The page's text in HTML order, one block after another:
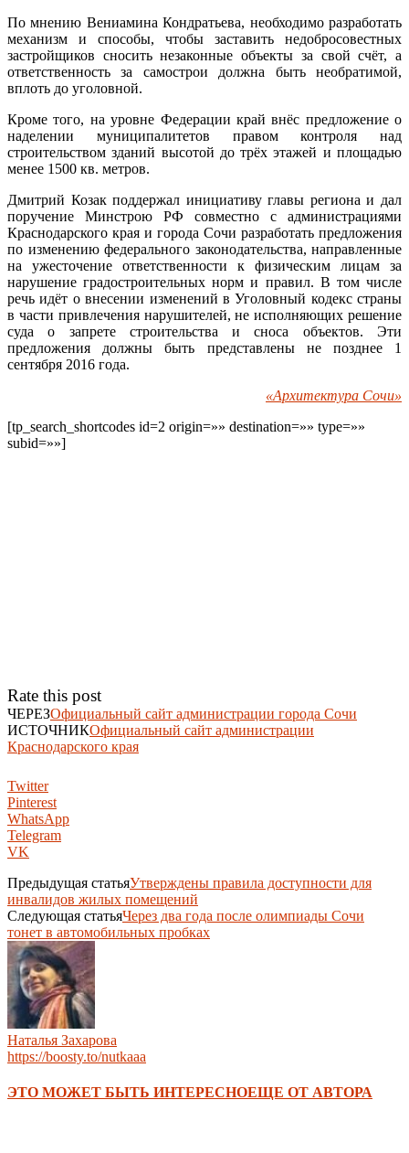
По мнению Вениамина Кондратьева, необходимо разработать
механизм и способы, чтобы заставить недобросовестных
застройщиков сносить незаконные объекты за свой счёт, а
ответственность за самострои должна быть необратимой,
вплоть до уголовной.
Кроме того, на уровне Федерации край внёс предложение о
наделении муниципалитетов правом контроля над
строительством зданий высотой до трёх этажей и площадью
менее 1500 кв. метров.
Дмитрий Козак поддержал инициативу главы региона и дал
поручение Минстрою РФ совместно с администрациями
Краснодарского края и города Сочи разработать предложения
по изменению федерального законодательства, направленные
на ужесточение ответственности к физическим лицам за
нарушение градостроительных норм и правил. В том числе
речь идёт о внесении изменений в Уголовный кодекс страны
в части привлечения нарушителей, не исполняющих решение
суда о запрете строительства и сноса объектов. Эти
предложения должны быть представлены не позднее 1
сентября 2016 года.
«Архитектура Сочи»
[tp_search_shortcodes id=2 origin=»» destination=»» type=»»
subid=»»]
Rate this post
ЧЕРЕЗОфициальный сайт администрации города Сочи
ИСТОЧНИКОфициальный сайт администрации
Краснодарского края
Twitter
Pinterest
WhatsApp
Telegram
VK
Предыдущая статьяУтверждены правила доступности для
инвалидов жилых помещений
Следующая статьяЧерез два года после олимпиады Сочи
тонет в автомобильных пробках
Наталья Захарова
https://boosty.to/nutkaaa
ЭТО МОЖЕТ БЫТЬ ИНТЕРЕСНОЕЩЕ ОТ АВТОРА